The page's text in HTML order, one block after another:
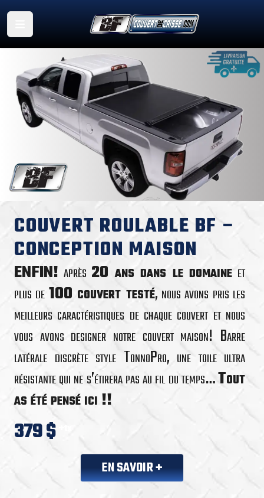
COUVERT ROULABLE BF –
CONCEPTION MAISON
ENFIN! après 20 ans dans le domaineet
plus de100 couvert testé, nous avons pris les
meilleurs caractéristiques de chaque couvert et nous
vous avons designer notre couvert maison! Barre
latérale discrète style TonnoPro, une toile ultra
résistante qui ne s’étirera pas au fil du temps…Tout
as été pensé ici !!
379 $
EN SAVOIR +